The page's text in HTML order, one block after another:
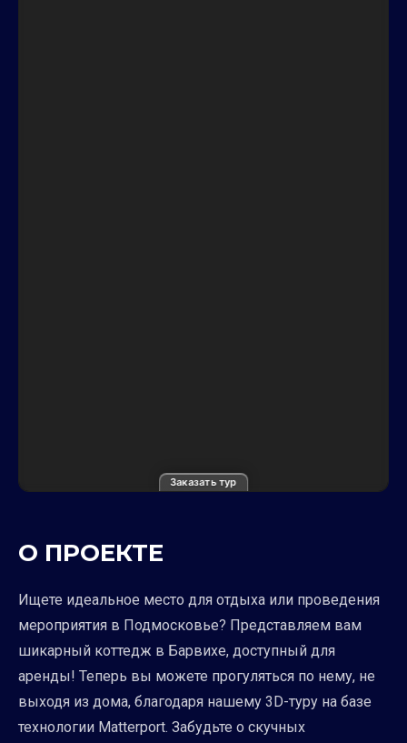
Заказать тур
О ПРОЕКТЕ
Ищете идеальное место для отдыха или проведения
мероприятия в Подмосковье? Представляем вам
шикарный коттедж в Барвихе, доступный для
аренды! Теперь вы можете прогуляться по нему, не
выходя из дома, благодаря нашему 3D-туру на базе
технологии Matterport. Забудьте о скучных